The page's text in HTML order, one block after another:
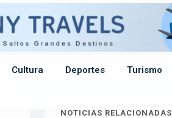
Cultura Deportes Turismo
NOTICIAS RELACIONADAS